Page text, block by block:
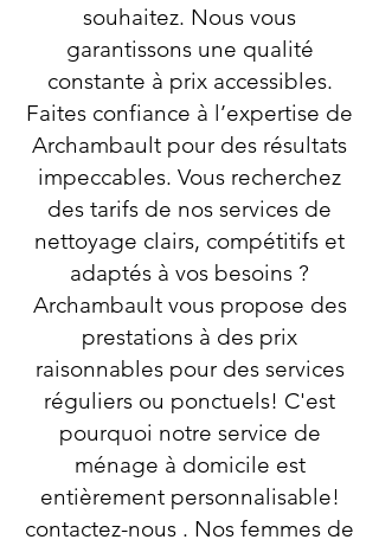
souhaitez. Nous vous
garantissons une qualité
constante à prix accessibles.
Faites confiance à l’expertise de
Archambault pour des résultats
impeccables. Vous recherchez
des tarifs de nos services de
nettoyage clairs, compétitifs et
adaptés à vos besoins ?
Archambault vous propose des
prestations à des prix
raisonnables pour des services
réguliers ou ponctuels! C'est
pourquoi notre service de
ménage à domicile est
entièrement personnalisable!
contactez-nous . Nos femmes de